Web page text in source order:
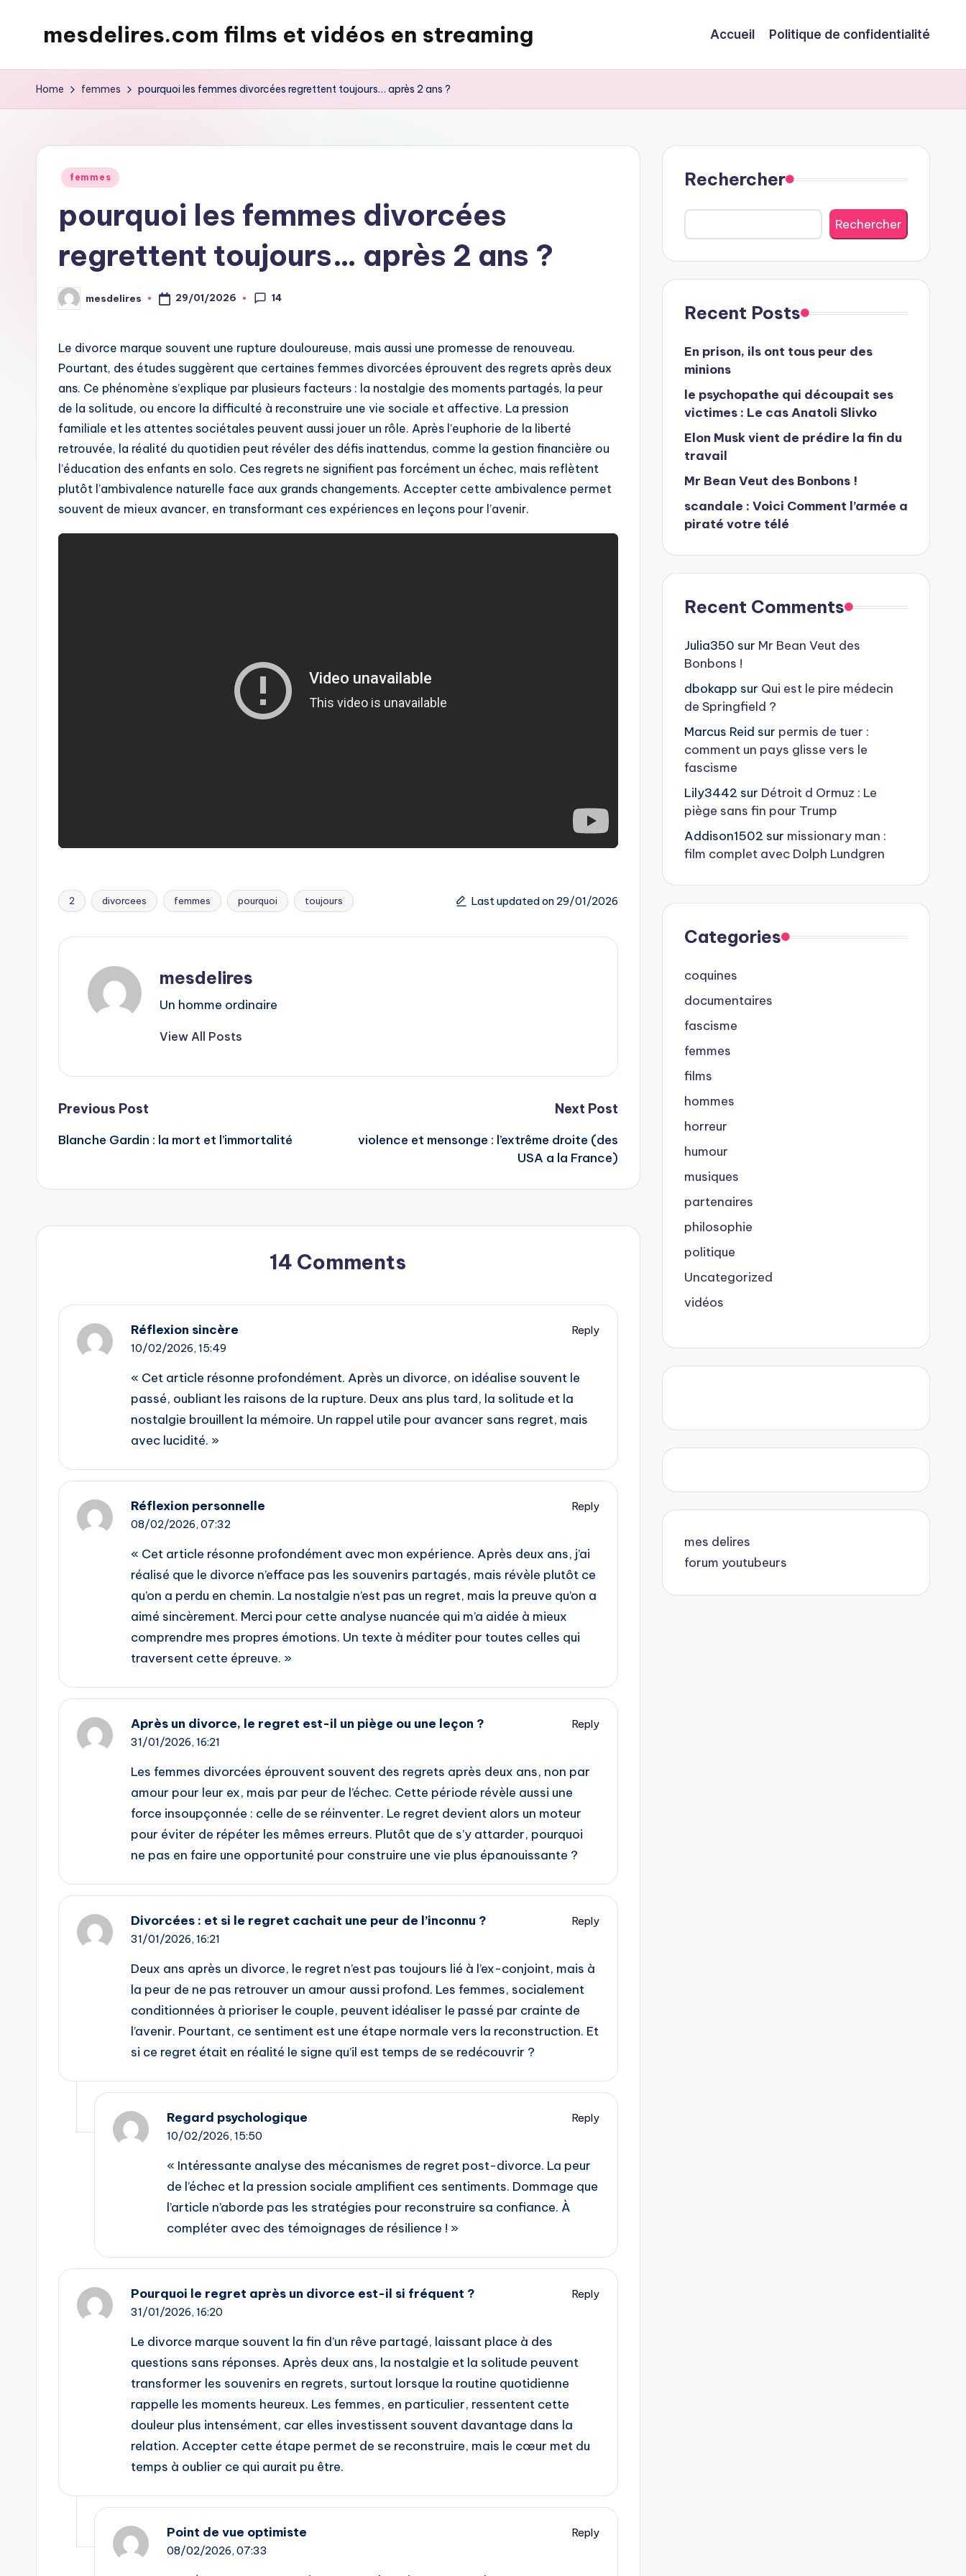
mesdelires.com films et vidéos en streaming
:
video
complet
français
Accueil Politique de confidentialité
Home femmes pourquoi les femmes divorcées regrettent toujours… après 2 ans ?
Posted
femmes
pourquoi les femmes divorcées
regrettent toujours… après 2 ans ?
Posted
by
mesdelires 29/01/2026 14
Le divorce marque souvent une rupture douloureuse, mais aussi une promesse de renouveau.
Pourtant, des études suggèrent que certaines femmes divorcées éprouvent des regrets après deux
ans. Ce phénomène s’explique par plusieurs facteurs : la nostalgie des moments partagés, la peur
de la solitude, ou encore la difficulté à reconstruire une vie sociale et affective. La pression
familiale et les attentes sociétales peuvent aussi jouer un rôle. Après l’euphorie de la liberté
retrouvée, la réalité du quotidien peut révéler des défis inattendus, comme la gestion financière ou
l’éducation des enfants en solo. Ces regrets ne signifient pas forcément un échec, mais reflètent
plutôt l’ambivalence naturelle face aux grands changements. Accepter cette ambivalence permet
souvent de mieux avancer, en transformant ces expériences en leçons pour l’avenir.
Tags:
2 divorcees femmes pourquoi toujours Last updated on 29/01/2026
mesdelires
Un homme ordinaire
View All Posts
Post
navigation
Previous Post
Blanche Gardin : la mort et l’immortalité
Next Post
violence et mensonge : l’extrême droite (des
USA a la France)
14 Comments
Réflexion sincère
Reply
10/02/2026, 15:49
« Cet article résonne profondément. Après un divorce, on idéalise souvent le
passé, oubliant les raisons de la rupture. Deux ans plus tard, la solitude et la
nostalgie brouillent la mémoire. Un rappel utile pour avancer sans regret, mais
avec lucidité. »
Réflexion personnelle
Reply
08/02/2026, 07:32
« Cet article résonne profondément avec mon expérience. Après deux ans, j’ai
réalisé que le divorce n’efface pas les souvenirs partagés, mais révèle plutôt ce
qu’on a perdu en chemin. La nostalgie n’est pas un regret, mais la preuve qu’on a
aimé sincèrement. Merci pour cette analyse nuancée qui m’a aidée à mieux
comprendre mes propres émotions. Un texte à méditer pour toutes celles qui
traversent cette épreuve. »
Après un divorce, le regret est-il un piège ou une leçon ?
Reply
31/01/2026, 16:21
Les femmes divorcées éprouvent souvent des regrets après deux ans, non par
amour pour leur ex, mais par peur de l’échec. Cette période révèle aussi une
force insoupçonnée : celle de se réinventer. Le regret devient alors un moteur
pour éviter de répéter les mêmes erreurs. Plutôt que de s’y attarder, pourquoi
ne pas en faire une opportunité pour construire une vie plus épanouissante ?
Divorcées : et si le regret cachait une peur de l’inconnu ?
Reply
31/01/2026, 16:21
Deux ans après un divorce, le regret n’est pas toujours lié à l’ex-conjoint, mais à
la peur de ne pas retrouver un amour aussi profond. Les femmes, socialement
conditionnées à prioriser le couple, peuvent idéaliser le passé par crainte de
l’avenir. Pourtant, ce sentiment est une étape normale vers la reconstruction. Et
si ce regret était en réalité le signe qu’il est temps de se redécouvrir ?
Regard psychologique
Reply
10/02/2026, 15:50
« Intéressante analyse des mécanismes de regret post-divorce. La peur
de l’échec et la pression sociale amplifient ces sentiments. Dommage que
l’article n’aborde pas les stratégies pour reconstruire sa confiance. À
compléter avec des témoignages de résilience ! »
Pourquoi le regret après un divorce est-il si fréquent ?
Reply
31/01/2026, 16:20
Le divorce marque souvent la fin d’un rêve partagé, laissant place à des
questions sans réponses. Après deux ans, la nostalgie et la solitude peuvent
transformer les souvenirs en regrets, surtout lorsque la routine quotidienne
rappelle les moments heureux. Les femmes, en particulier, ressentent cette
douleur plus intensément, car elles investissent souvent davantage dans la
relation. Accepter cette étape permet de se reconstruire, mais le cœur met du
temps à oublier ce qui aurait pu être.
Point de vue optimiste
Reply
08/02/2026, 07:33
Rechercher
Rechercher
Recent Posts
En prison, ils ont tous peur des
minions
le psychopathe qui découpait ses
victimes : Le cas Anatoli Slivko
Elon Musk vient de prédire la fin du
travail
Mr Bean Veut des Bonbons !
scandale : Voici Comment l’armée a
piraté votre télé
Recent Comments
Julia350 sur Mr Bean Veut des
Bonbons !
dbokapp sur Qui est le pire médecin
de Springfield ?
Marcus Reid sur permis de tuer :
comment un pays glisse vers le
fascisme
Lily3442 sur Détroit d Ormuz : Le
piège sans fin pour Trump
Addison1502 sur missionary man :
film complet avec Dolph Lundgren
Categories
coquines
documentaires
fascisme
femmes
films
hommes
horreur
humour
musiques
partenaires
philosophie
politique
Uncategorized
vidéos
mes delires
forum youtubeurs